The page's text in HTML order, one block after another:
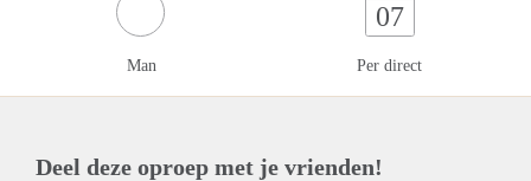
Man
07
Per direct
Deel deze oproep met je vrienden!